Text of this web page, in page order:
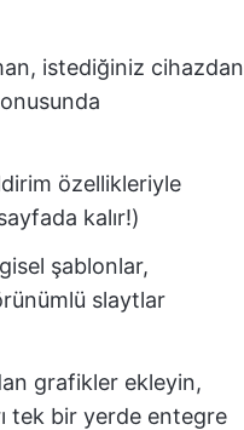
istediğiniz cihazdan
özellikleriyle
kalır!)
şablonlar,
slaytlar
grafikler ekleyin,
tek bir yerde entegre